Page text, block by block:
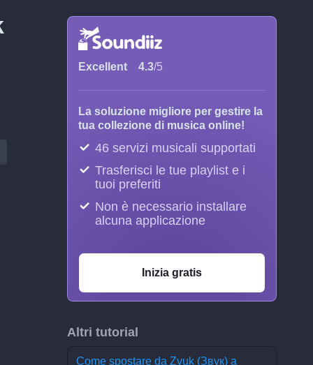
Excellent 4.3/5
La soluzione migliore per gestire la
tua collezione di musica online!
46 servizi musicali supportati
Trasferisci le tue playlist e i
tuoi preferiti
Non è necessario installare
alcuna applicazione
Inizia gratis
Altri tutorial
Come spostare da Zvuk (Звук) a